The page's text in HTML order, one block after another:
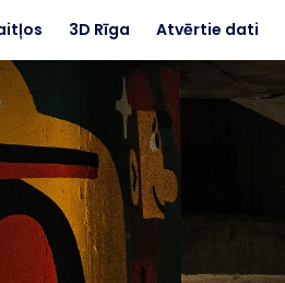
3D Rīga Atvērtie dati